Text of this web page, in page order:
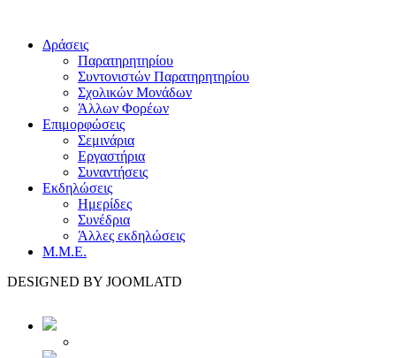
Δράσεις
Παρατηρητηρίου
Συντονιστών Παρατηρητηρίου
Σχολικών Μονάδων
Άλλων Φορέων
Επιμορφώσεις
Σεμινάρια
Εργαστήρια
Συναντήσεις
Εκδηλώσεις
Ημερίδες
Συνέδρια
Άλλες εκδηλώσεις
Μ.Μ.Ε.
DESIGNED BY JOOMLATD